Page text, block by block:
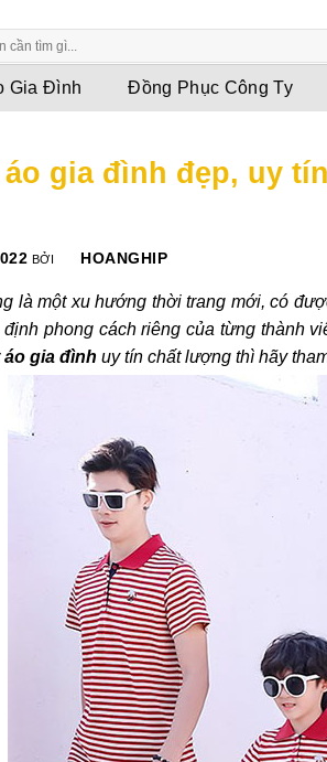
Gia Đình Đồng Phục Công Ty
gia đình đẹp, uy
BỞI HOANGHIP
là một xu hướng thời trang mới, có
phong cách riêng của từng thành
áo gia đình uy tín chất lượng thì hãy